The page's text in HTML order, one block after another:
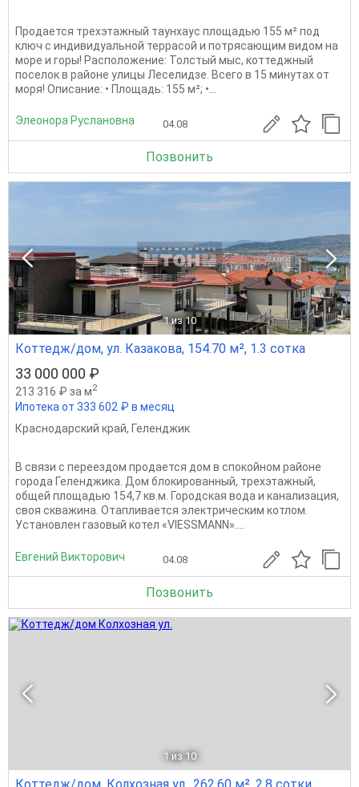
Продается трехэтажный таунхаус площадью 155 м² под
ключ с индивидуальной террасой и потрясающим видом на
море и горы! Расположение: Толстый мыс, коттеджный
поселок в районе улицы Леселидзе. Всего в 15 минутах от
моря! Описание: • Площадь: 155 м²; •...
Элеонора Руслановна 04.08
Позвонить
1 из 10
Коттедж/дом, ул. Казакова, 154.70 м², 1.3 сотка
33 000 000 ₽
213 316 ₽ за м2
Ипотека от 333 602 ₽ в месяц
Краснодарский край, Геленджик
В связи с переездом продается дом в спокойном районе
города Геленджика. Дом блокированный, трехэтажный,
общей площадью 154,7 кв.м. Городская вода и канализация,
своя скважина. Отапливается электрическим котлом.
Установлен газовый котел «VIESSMANN»....
Евгений Викторович 04.08
Позвонить
1 из 10